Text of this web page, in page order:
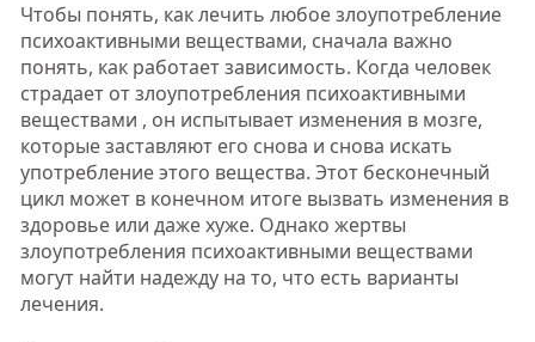
Чтобы понять, как лечить любое злоупотребление
психоактивными веществами, сначала важно
понять, как работает зависимость. Когда человек
страдает от злоупотребления психоактивными
веществами , он испытывает изменения в мозге,
которые заставляют его снова и снова искать
употребление этого вещества. Этот бесконечный
цикл может в конечном итоге вызвать изменения в
здоровье или даже хуже. Однако жертвы
злоупотребления психоактивными веществами
могут найти надежду на то, что есть варианты
лечения.